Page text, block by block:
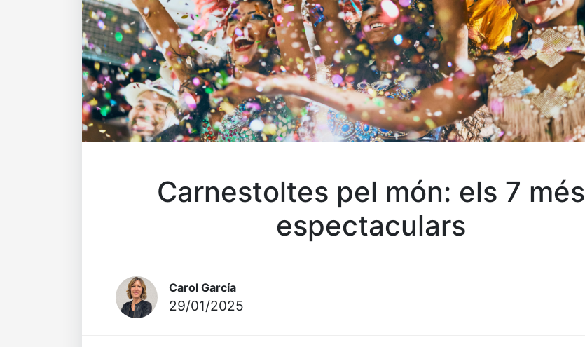
Carnestoltes pel món: els 7 més
espectaculars
Carol García
29/01/2025